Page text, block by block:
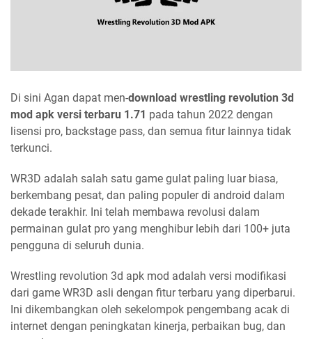
Di sini Agan dapat men-download wrestling revolution 3d
mod apk versi terbaru 1.71 pada tahun 2022 dengan
lisensi pro, backstage pass, dan semua fitur lainnya tidak
terkunci.
WR3D adalah salah satu game gulat paling luar biasa,
berkembang pesat, dan paling populer di android dalam
dekade terakhir. Ini telah membawa revolusi dalam
permainan gulat pro yang menghibur lebih dari 100+ juta
pengguna di seluruh dunia.
Wrestling revolution 3d apk mod adalah versi modifikasi
dari game WR3D asli dengan fitur terbaru yang diperbarui.
Ini dikembangkan oleh sekelompok pengembang acak di
internet dengan peningkatan kinerja, perbaikan bug, dan